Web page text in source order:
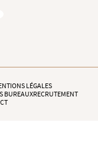
LÉGALES
BUREAUXRECRUTEMENT